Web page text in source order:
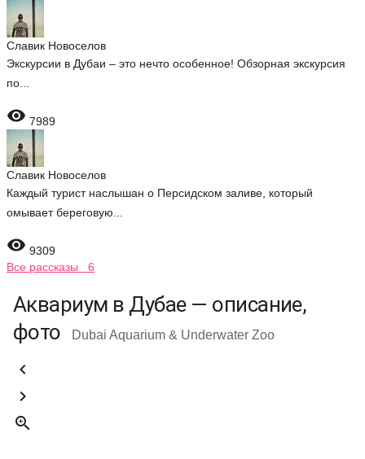
Славик Новоселов
Экскурсии в Дубаи – это нечто особенное! Обзорная экскурсия
по...
 7989
Славик Новоселов
Каждый турист наслышан о Персидском заливе, который
омывает береговую...
 9309
Все рассказы 6
Аквариум в Дубае — описание,
фото
Dubai Aquarium & Underwater Zoo


